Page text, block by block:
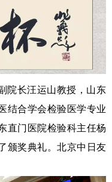
院长汪运山教授，山东
结合学会检验医学专业
直门医院检验科主任杨
颁奖典礼。北京中日友